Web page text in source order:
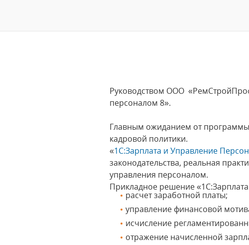
Руководством ООО
персоналом 8».
Главным ожиданием от программы
кадровой политики.
«1С:Зарплата и Управление
законодательства, реальная
управления персоналом.
Прикладное решение
расчет заработной платы;
управление финансовой
исчисление
отражение начисленной